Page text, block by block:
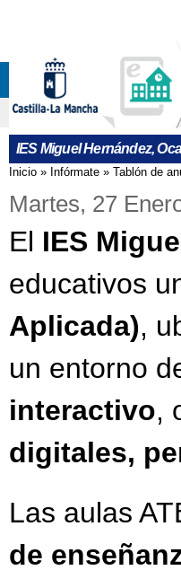
IES Miguel Hernández,
Se encuentra
Inicio » Infórmate » Tablón de
Martes, 27
El IES
educativos
Aplicada),
un entorno
interactivo,
digitales,
Las aulas
de